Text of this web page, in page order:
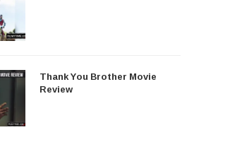
Thank You Brother Movie
Review